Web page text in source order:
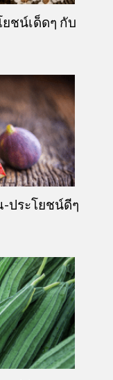
ชน์เด็ดๆ กับ
-ประโยชน์ดีๆ